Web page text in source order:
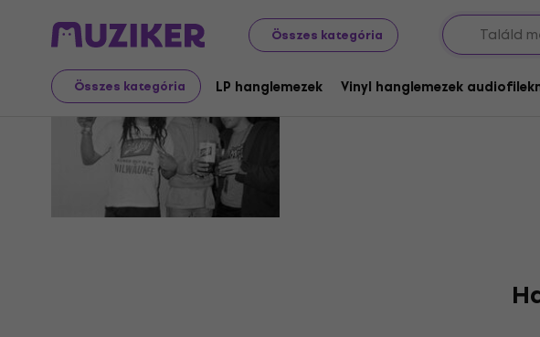
Összes kategória
Összes kategória LP hanglemezek Vinyl hanglemezek
Schlong